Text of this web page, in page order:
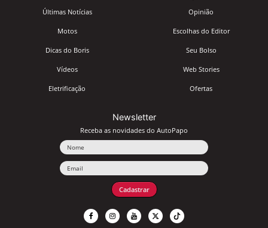
Últimas Notícias
Motos
Dicas do Boris
Vídeos
Eletrificação
Opinião
Escolhas do Editor
Seu Bolso
Web Stories
Ofertas
Newsletter
Receba as novidades do AutoPapo
Cadastrar